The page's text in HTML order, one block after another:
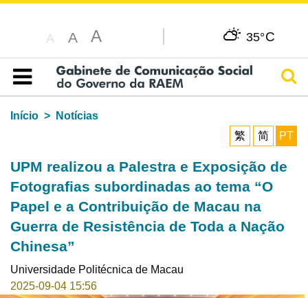
A A A 35°C
Índice
Início
Notícias
繁
简 PT
UPM realizou a Palestra e Exposição de
Fotografias subordinadas ao tema “O
Papel e a Contribuição de Macau na
Guerra de Resistência de Toda a Nação
Chinesa”
Universidade Politécnica de Macau
2025-09-04 15:56